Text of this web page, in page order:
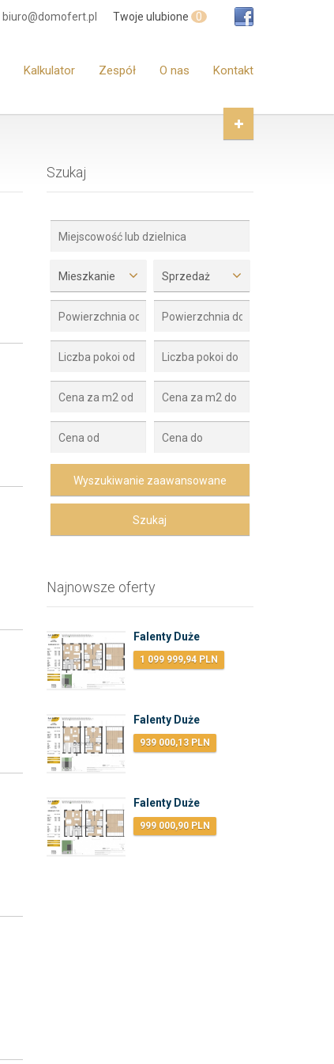
Twoje ulubione 0
biuro@domofert.pl
Kalkulator Zespół O nas Kontakt
Szukaj
Mieszkanie Sprzedaż
Najnowsze oferty
Falenty Duże
1 099 999,94 PLN
Falenty Duże
939 000,13 PLN
Falenty Duże
999 000,90 PLN